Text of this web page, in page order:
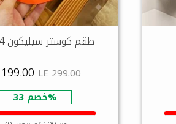
طقم كوستر سيليكون 4 قطع
LE 299.00
خصم 33%